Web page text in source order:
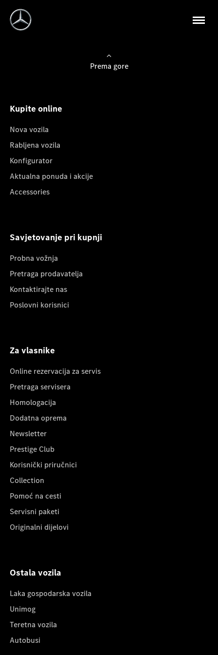
Prema gore
Kupite online
Nova vozila
Rabljena vozila
Konfigurator
Aktualna ponuda i akcije
Accessories
Savjetovanje pri kupnji
Probna vožnja
Pretraga prodavatelja
Kontaktirajte nas
Poslovni korisnici
Za vlasnike
Online rezervacija za servis
Pretraga servisera
Homologacija
Dodatna oprema
Newsletter
Prestige Club
Korisnički priručnici
Collection
Pomoć na cesti
Servisni paketi
Originalni dijelovi
Ostala vozila
Laka gospodarska vozila
Unimog
Teretna vozila
Autobusi